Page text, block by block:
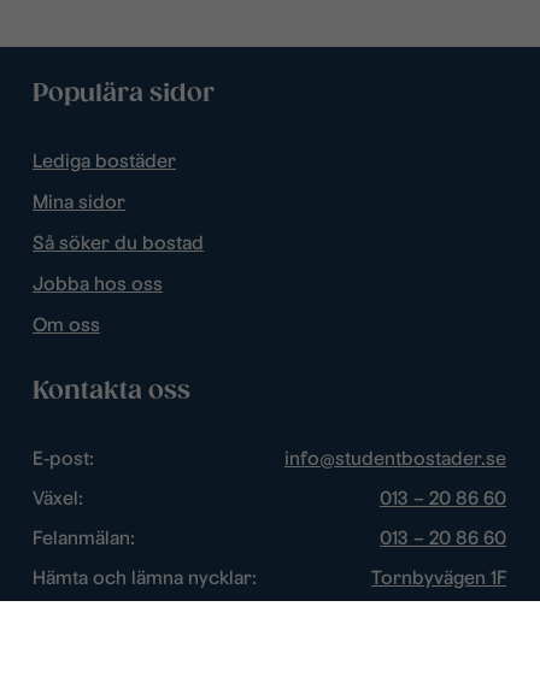
Populära sidor
Lediga bostäder
Mina sidor
Så söker du bostad
Jobba hos oss
Om oss
Kontakta oss
E-post:
info@studentbostader.se
Växel:
013 – 20 86 60
Felanmälan:
013 – 20 86 60
Hämta och lämna nycklar:
Tornbyvägen 1F